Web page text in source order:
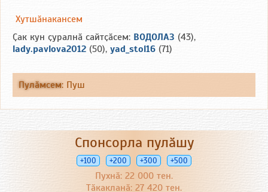
Хутшӑнакансем
Ҫак кун ҫуралнӑ сайтҫӑсем: ВОДОЛАЗ (43),
lady.pavlova2012 (50), yad_stol16 (71)
Пулӑмсем: Пуш
Спонсорла пулӑшу
+100 +200 +300 +500
Пухнӑ: 22 000 тен.
Тӑкакланӑ: 27 420 тен.